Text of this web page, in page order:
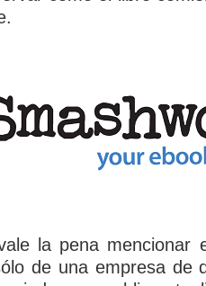
la pena mencionar
de una empresa de